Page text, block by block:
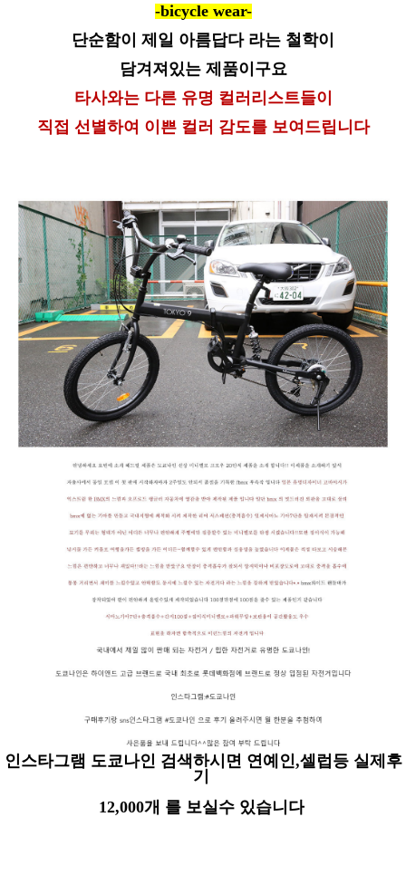
-bicycle wear-
단순함이 제일 아름답다 라는 철학이
담겨져있는 제품이구요
타사와는 다른 유명 컬러리스트들이
직접 선별하여 이쁜 컬러 감도를 보여드립니다
인스타그램 도쿄나인 검색하시면 연예인,셀럽등 실제후
기
12,000개 를 보실수 있습니다